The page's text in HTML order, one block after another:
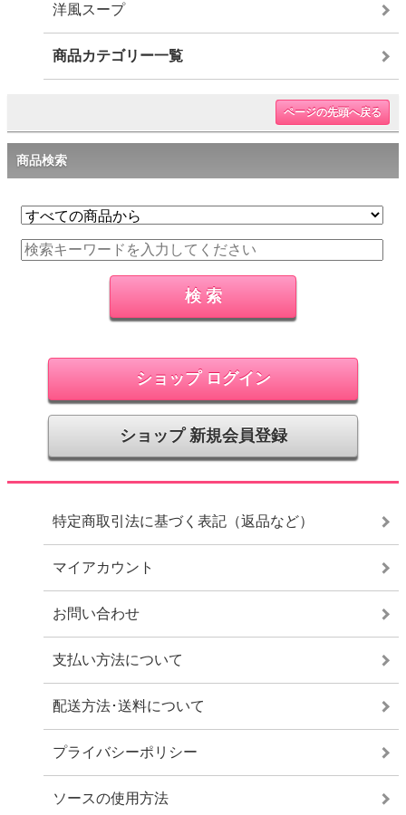
洋風スープ
商品カテゴリー一覧
ページの先頭へ戻る
商品検索
ショップ ログイン
ショップ 新規会員登録
特定商取引法に基づく表記（返品など）
マイアカウント
お問い合わせ
支払い方法について
配送方法･送料について
プライバシーポリシー
ソースの使用方法